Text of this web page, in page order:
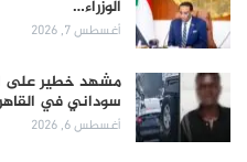
الوزراء…
أغسطس 7, 2026
مشهد خطير على
سوداني في
أغسطس 6, 2026